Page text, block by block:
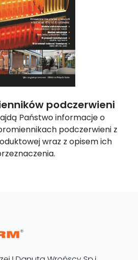
podczerwieni
Państwo informacje o
podczerwieni z
wraz z opisem ich